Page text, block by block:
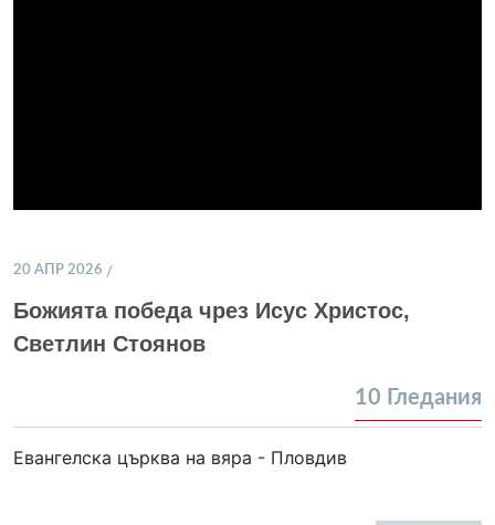
20 АПР 2026
Божията победа чрез Исус Христос,
Светлин Стоянов
10 Гледания
Евангелска църква на вяра - Пловдив